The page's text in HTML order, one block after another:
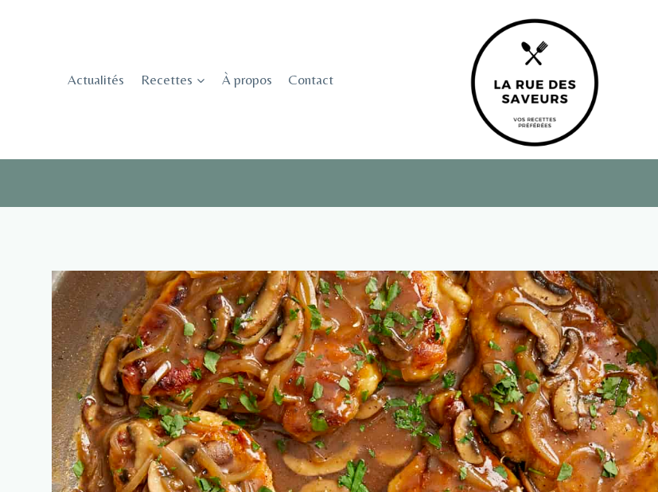
Actualités
Recettes À propos Contact